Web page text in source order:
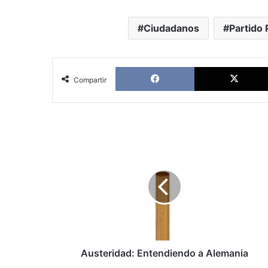
Ciudadanos Partido
Compartir
Facebook
Austeridad: Entendiendo a Alemania